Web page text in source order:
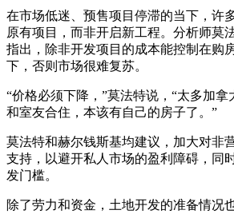
在市场低迷、预售项目停滞的当下，许
原有项目，而非开启新工程。分析师莫
指出，除非开发项目的成本能控制在购
下，否则市场很难复苏。
“价格必须下降，”莫法特说，“太多加
和室友合住，本该有自己的房子了。”
莫法特和赫尔钱斯基均建议，加大对非
支持，以避开私人市场的盈利障碍，同
发门槛。
除了劳力和资金，土地开发的准备情况